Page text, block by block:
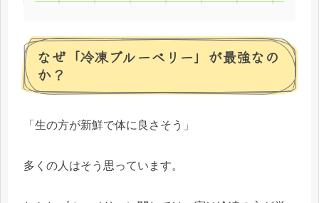
なぜ「冷凍ブルーベリー」が最強なの
か？
「生の方が新鮮で体に良さそう」
多くの人はそう思っています。